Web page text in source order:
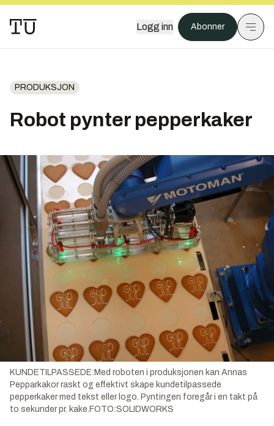
Logg inn Abonner
PRODUKSJON
Robot pynter pepperkaker
KUNDETILPASSEDE:Med roboten i produksjonen kan Annas
Pepparkakor raskt og effektivt skape kundetilpassede
pepperkaker med tekst eller logo. Pyntingen foregår i en takt på
to sekunder pr. kake.FOTO:SOLIDWORKS